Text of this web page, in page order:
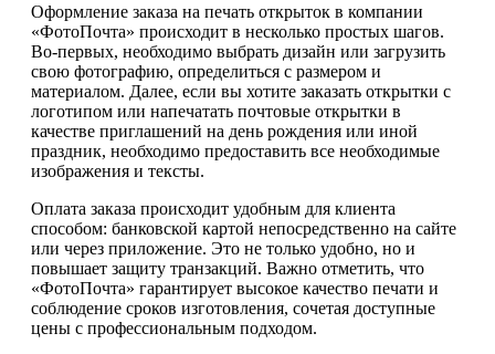
Оформление заказа на печать открыток в компании
«ФотоПочта» происходит в несколько простых шагов.
Во-первых, необходимо выбрать дизайн или загрузить
свою фотографию, определиться с размером и
материалом. Далее, если вы хотите заказать открытки с
логотипом или напечатать почтовые открытки в
качестве приглашений на день рождения или иной
праздник, необходимо предоставить все необходимые
изображения и тексты.
Оплата заказа происходит удобным для клиента
способом: банковской картой непосредственно на сайте
или через приложение. Это не только удобно, но и
повышает защиту транзакций. Важно отметить, что
«ФотоПочта» гарантирует высокое качество печати и
соблюдение сроков изготовления, сочетая доступные
цены с профессиональным подходом.